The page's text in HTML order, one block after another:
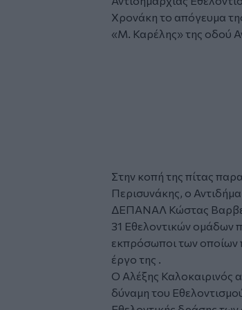
Χρονάκη το απόγευμα
«Μ. Καρέλης» της οδού
Στην κοπή της πίτας
Περισυνάκης, ο
ΔΕΠΑΝΑΛ Κώστας
31 Εθελοντικών ομάδων
εκπρόσωποι των οποίων
έργο της .
Ο Αλέξης Καλοκαιρινός
δύναμη του